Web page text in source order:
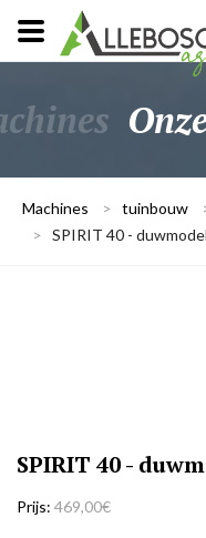
Machines > tuinbouw
> SPIRIT 40 -
SPIRIT 40 -
Prijs 469,00€